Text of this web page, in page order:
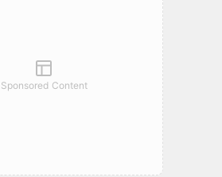
Sponsored Content